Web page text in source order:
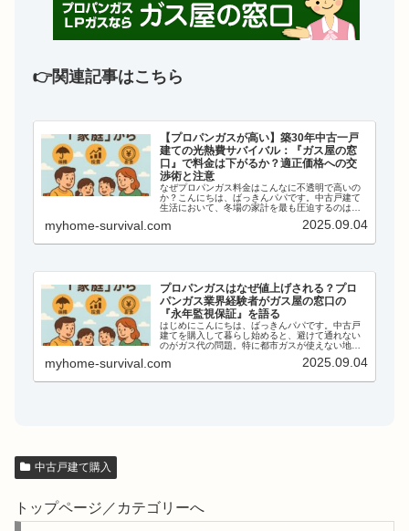
👉関連記事はこちら
【プロパンガスが高い】築30年中古一戸
建ての光熱費サバイバル：『ガス屋の窓
口』で料金は下がるか？適正価格への交
渉術と注意
なぜプロパンガス料金はこんなに不透明で高いの
か？こんにちは、ばっきんパパです。中古戸建て
生活において、冬場の家計を最も圧迫するのは
ロパンガスは自由料金であり、業者によって価格
myhome-survival.com 2025.09.04
プロパンガスはなぜ値上げされる？プロ
パンガス業界経験者がガス屋の窓口の
『永年監視保証』を語る
はじめにこんにちは、ばっきんパパです。中古戸
建てを購入して暮らし始めると、避けて通れない
のがガス代の問題。特に都市ガスが使えない地域
が多いですよね。しかし、ここでよく聞く声が、
myhome-survival.com 2025.09.04
中古戸建て購入
トップページ／カテゴリーへ